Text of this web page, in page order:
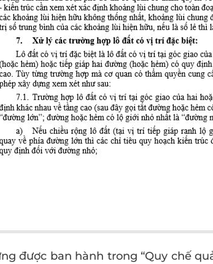
được ban hành trong “Quy chế